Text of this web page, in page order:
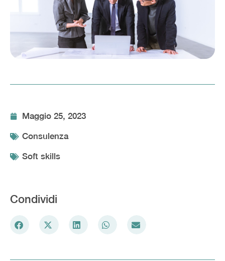
Maggio 25, 2023
Consulenza
Soft skills
Condividi